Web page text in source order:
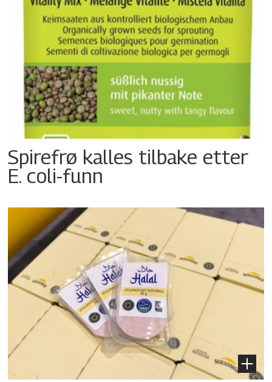
Spirefrø kalles tilbake etter
E. coli-funn